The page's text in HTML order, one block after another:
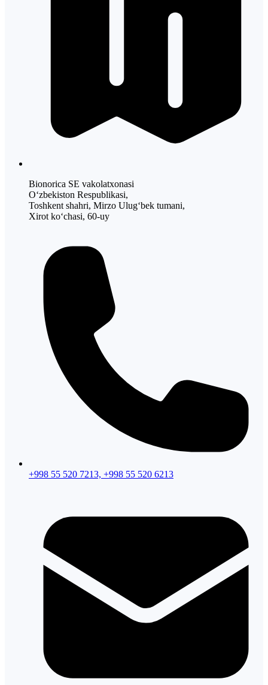
Bionorica SE vakolatxonasi
O‘zbekiston Respublikasi,
Toshkent shahri, Mirzo Ulug‘bek tumani,
Xirot ko‘chasi, 60-uy
+998 55 520 7213, +998 55 520 6213